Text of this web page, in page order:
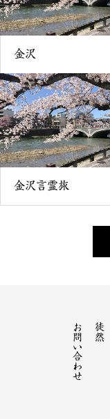
金沢
金沢言霊旅
徒然
お問い合わせ